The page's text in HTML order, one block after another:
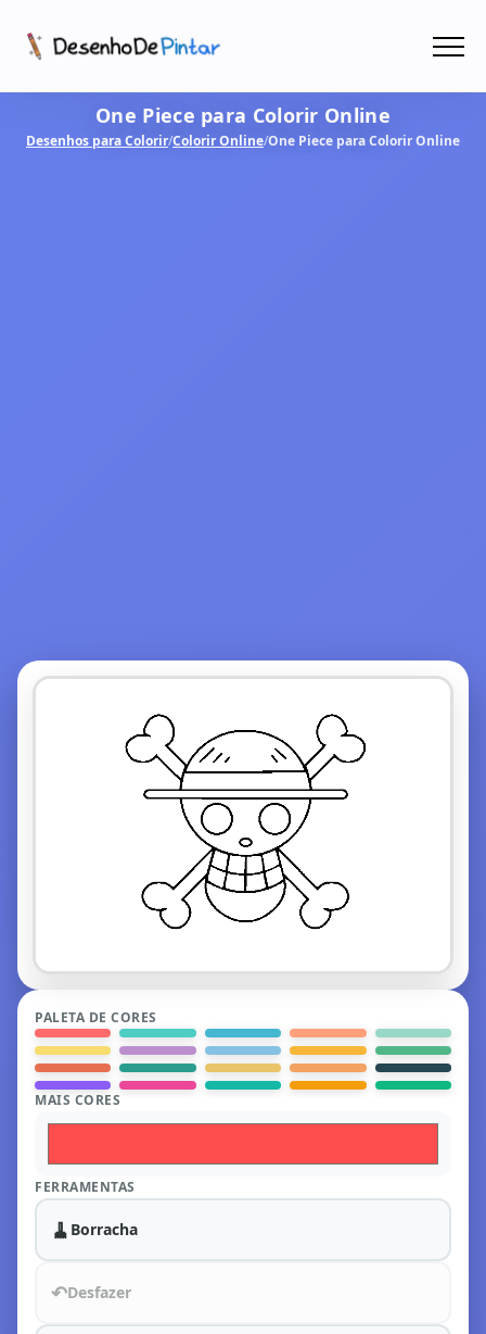
Coletâneas de Desenhos - PDF
One Piece para Colorir Online
Desenhos para Colorir/Colorir Online/One Piece para Colorir Online
PALETA DE CORES
MAIS CORES
FERRAMENTAS
🧹 Borracha
↶Desfazer